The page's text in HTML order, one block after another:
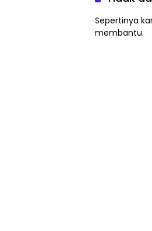
Sepertinya
membantu.